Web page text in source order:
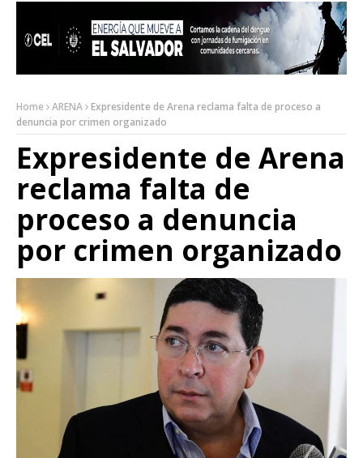
Home ARENA Expresidente de Arena reclama falta de proceso a
denuncia por crimen organizado
Expresidente de Arena
reclama falta de
proceso a denuncia
por crimen organizado